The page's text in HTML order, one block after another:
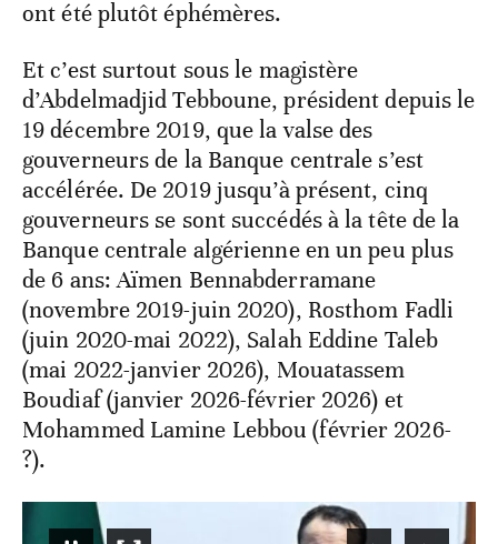
ont été plutôt éphémères.
Et c’est surtout sous le magistère
d’Abdelmadjid Tebboune, président depuis le
19 décembre 2019, que la valse des
gouverneurs de la Banque centrale s’est
accélérée. De 2019 jusqu’à présent, cinq
gouverneurs se sont succédés à la tête de la
Banque centrale algérienne en un peu plus
de 6 ans: Aïmen Bennabderramane
(novembre 2019-juin 2020), Rosthom Fadli
(juin 2020-mai 2022), Salah Eddine Taleb
(mai 2022-janvier 2026), Mouatassem
Boudiaf (janvier 2026-février 2026) et
Mohammed Lamine Lebbou (février 2026-
?).